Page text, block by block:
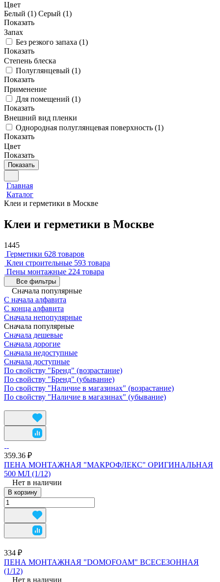
Цвет
Белый (1) Серый (1)
Показать
Запах
Без резкого запаха (1)
Показать
Степень блеска
Полуглянцевый (1)
Показать
Применение
Для помещений (1)
Показать
Внешний вид пленки
Однородная полуглянцевая поверхность (1)
Показать
Цвет
Показать
Показать
Главная
Каталог
Клеи и герметики в Москве
Клеи и герметики в Москве
1445
Герметики 628 товаров
Клеи строительные 593 товара
Пены монтажные 224 товара
Все фильтры
Сначала популярные
С начала алфавита
С конца алфавита
Сначала непопулярные
Сначала популярные
Сначала дешевые
Сначала дорогие
Сначала недоступные
Сначала доступные
По свойству "Бренд" (возрастание)
По свойству "Бренд" (убывание)
По свойству "Наличие в магазинах" (возрастание)
По свойству "Наличие в магазинах" (убывание)
359.36 ₽
ПЕНА МОНТАЖНАЯ "МАКРОФЛЕКС" ОРИГИНАЛЬНАЯ
500 МЛ (1/12)
Нет в наличии
В корзину
334 ₽
ПЕНА МОНТАЖНАЯ "DOMOFOAM" ВСЕСЕЗОННАЯ
(1/12)
Нет в наличии